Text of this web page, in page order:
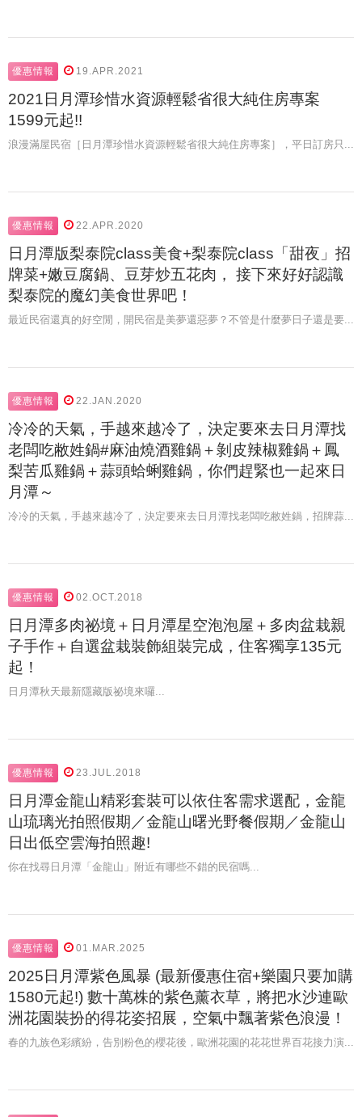
優惠情報 19.APR.2021
2021日月潭珍惜水資源輕鬆省很大純住房專案
1599元起!!
浪漫滿屋民宿［日月潭珍惜水資源輕鬆省很大純住房專案］，平日訂房只...
優惠情報 22.APR.2020
日月潭版梨泰院class美食+梨泰院class「甜夜」招
牌菜+嫩豆腐鍋、豆芽炒五花肉， 接下來好好認識
梨泰院的魔幻美食世界吧！
最近民宿還真的好空閒，開民宿是美夢還惡夢？不管是什麼夢日子還是要...
優惠情報 22.JAN.2020
冷冷的天氣，手越來越冷了，決定要來去日月潭找
老闆吃敝姓鍋#麻油燒酒雞鍋＋剝皮辣椒雞鍋＋鳳
梨苦瓜雞鍋＋蒜頭蛤蜊雞鍋，你們趕緊也一起來日
月潭～
冷冷的天氣，手越來越冷了，決定要來去日月潭找老闆吃敝姓鍋，招牌蒜...
優惠情報 02.OCT.2018
日月潭多肉祕境＋日月潭星空泡泡屋＋多肉盆栽親
子手作＋自選盆栽裝飾組裝完成，住客獨享135元
起！
日月潭秋天最新隱藏版祕境來囉...
優惠情報 23.JUL.2018
日月潭金龍山精彩套裝可以依住客需求選配，金龍
山琉璃光拍照假期／金龍山曙光野餐假期／金龍山
日出低空雲海拍照趣!
你在找尋日月潭「金龍山」附近有哪些不錯的民宿嗎...
優惠情報 01.MAR.2025
2025日月潭紫色風暴 (最新優惠住宿+樂園只要加購
1580元起!) 數十萬株的紫色薰衣草，將把水沙連歐
洲花園裝扮的得花姿招展，空氣中飄著紫色浪漫！
春的九族色彩繽紛，告別粉色的櫻花後，歐洲花園的花花世界百花接力演...